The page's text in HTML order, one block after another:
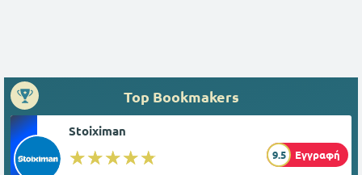
Top Bookmakers
Stoiximan
☆☆☆☆☆
★★★★★ 9.5 Εγγραφή